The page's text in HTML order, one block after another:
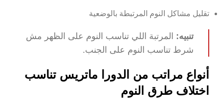
تقليل مشاكل النوم المرتبطة بالوضعية
تنبيه: المرتبة اللي تناسب النوم على الظهر مش
شرط تناسب النوم على الجنب.
أنواع مراتب من الدورا ماتريس تناسب
اختلاف طرق النوم